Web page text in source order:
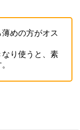
めの方がオス
り使うと、素